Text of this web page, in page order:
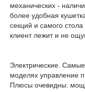
механических -
более удобная
секций и самого
клиент лежит и не
Электрические.
моделях управление
Плюсы очевидны: